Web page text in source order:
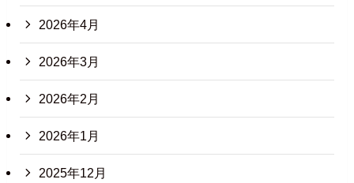
2026年4月
2026年3月
2026年2月
2026年1月
2025年12月